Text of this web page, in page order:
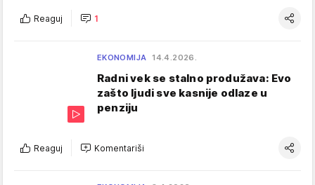
Reaguj 1
EKONOMIJA 14.4.2026.
Radni vek se stalno produžava: Evo
zašto ljudi sve kasnije odlaze u
penziju
Reaguj Komentariši